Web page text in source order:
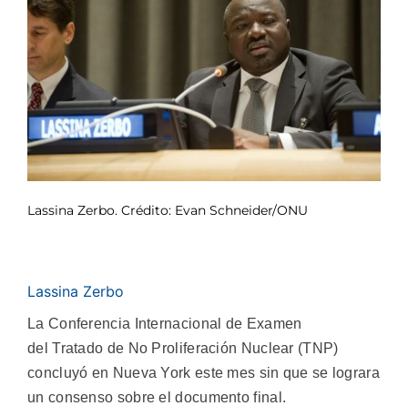
Lassina Zerbo. Crédito: Evan Schneider/ONU
Lassina Zerbo
La Conferencia Internacional de Examen
del Tratado de No Proliferación Nuclear (TNP)
concluyó en Nueva York este mes sin que se lograra
un consenso sobre el documento final.